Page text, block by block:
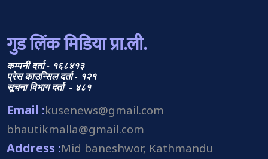
गुड लिंक मिडिया प्रा.ली.
कम्पनी दर्ता - १६८४१३
प्रेस काउन्सिल दर्ता - १२१
सूचना विभाग दर्ता - ४८१
Email :kusenews@gmail.com
bhautikmalla@gmail.com
Address :Mid baneshwor, Kathmandu